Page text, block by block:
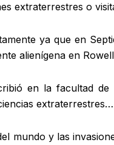
extraterrestres o
ya que en
alienígena en
en la facultad
mundo y las